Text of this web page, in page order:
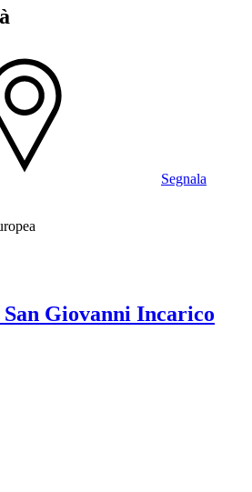
Segnala
Giovanni Incarico